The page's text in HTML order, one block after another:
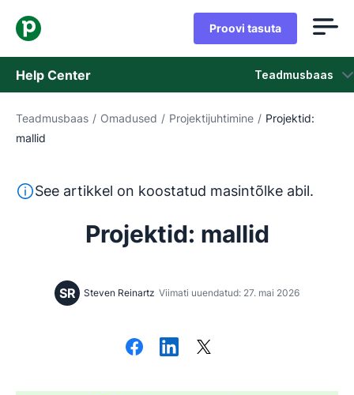
Proovi tasuta
Help Center Teadmusbaas
Teadmusbaas
Võta ühendust klienditoega
Teadmusbaas / Omadused / Projektijuhtimine / Projektid:
mallid
See tekst on tõlgitud inglise keelest
See artikkel on koostatud masintõlke abil.
Projektid: mallid
SR Steven Reinartz Viimati uuendatud: 27. mai 2026